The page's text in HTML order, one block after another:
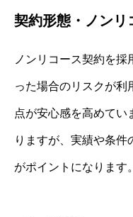
契約形態・ノンリ
ノンリコース契約を
った場合のリスクが利
点が安心感を高めてい
りますが、実績や条
がポイントになります。